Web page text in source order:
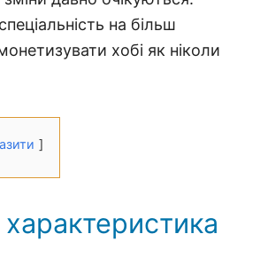
на більш
хобі як ніколи